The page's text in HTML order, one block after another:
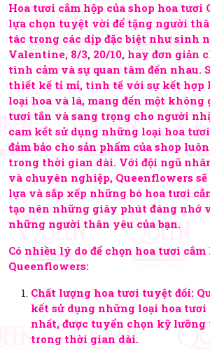
Hoa tươi cắm hộp của shop hoa tươi
lựa chọn tuyệt vời để tặng người
tác trong các dịp đặc biệt như sinh
Valentine, 8/3, 20/10, hay đơn giản
tình cảm và sự quan tâm đến nhau.
thiết kế tỉ mỉ, tinh tế với sự kết hợp
loại hoa và lá, mang đến một
tươi tắn và sang trọng cho người
cam kết sử dụng những loại hoa
đảm bảo cho sản phẩm của shop
trong thời gian dài. Với đội ngũ
và chuyên nghiệp, Queenflowers sẽ
lựa và sắp xếp những bó hoa tươi
tạo nên những giây phút đáng nhớ
những người thân yêu của bạn.
Có nhiều lý do để chọn hoa tươi cắm
Queenflowers:
Chất lượng hoa tươi tuyệt đối:
kết sử dụng những loại hoa tươi
nhất, được tuyển chọn kỹ lưỡng
trong thời gian dài.